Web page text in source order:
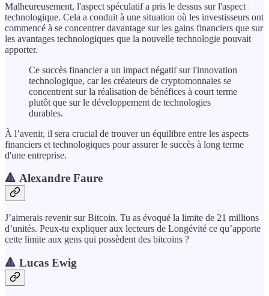
Malheureusement, l'aspect spéculatif a pris le dessus sur l'aspect
technologique. Cela a conduit à une situation où les investisseurs ont
commencé à se concentrer davantage sur les gains financiers que sur
les avantages technologiques que la nouvelle technologie pouvait
apporter.
Ce succès financier a un impact négatif sur l'innovation
technologique, car les créateurs de cryptomonnaies se
concentrent sur la réalisation de bénéfices à court terme
plutôt que sur le développement de technologies
durables.
À l’avenir, il sera crucial de trouver un équilibre entre les aspects
financiers et technologiques pour assurer le succès à long terme
d'une entreprise.
🔺 Alexandre Faure
J’aimerais revenir sur Bitcoin. Tu as évoqué la limite de 21 millions
d’unités. Peux-tu expliquer aux lecteurs de Longévité ce qu’apporte
cette limite aux gens qui possèdent des bitcoins ?
🔺 Lucas Ewig